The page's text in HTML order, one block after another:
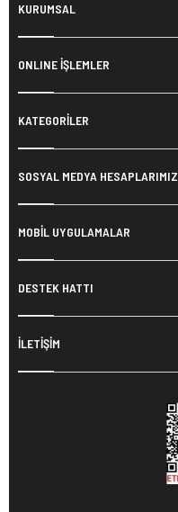
KURUMSAL
ONLINE İŞLEMLER
KATEGORİLER
SOSYAL MEDYA HESAPLARIMIZ
MOBİL UYGULAMALAR
DESTEK HATTI
İLETİŞİM